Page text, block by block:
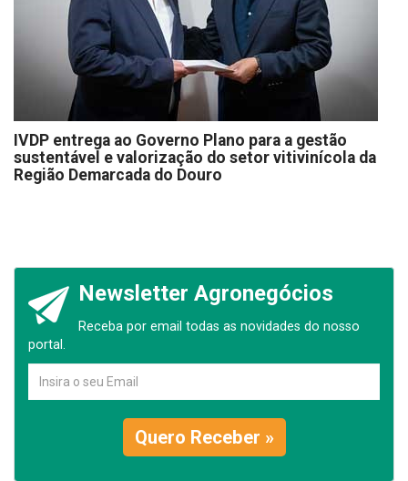
IVDP entrega ao Governo Plano para a gestão
sustentável e valorização do setor vitivinícola da
Região Demarcada do Douro
Newsletter Agronegócios
Receba por email todas as novidades do nosso
portal.
Quero Receber »